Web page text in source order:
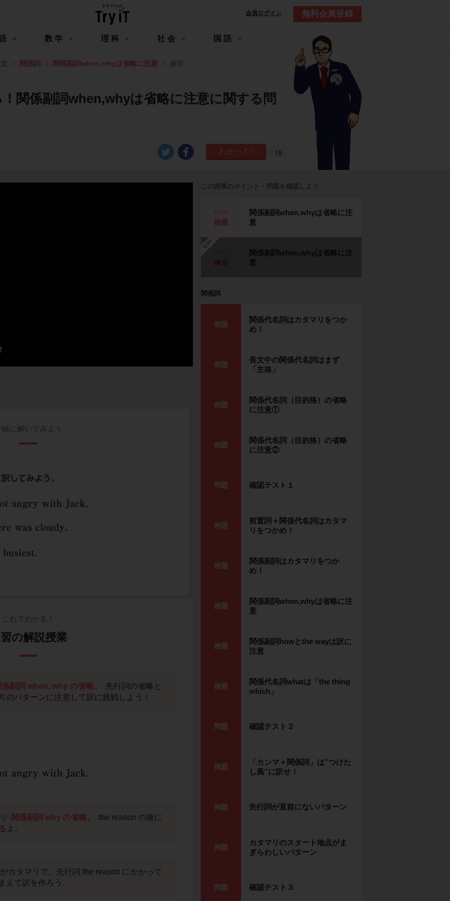
会員ログイン 無料会員登録
数学 理科 社会 国語
関係詞 関係副詞when,whyは省略に注意 練習
関係副詞when,whyは省略に注意に関する問
19
緒に解いてみよう
これでわかる！
の解説授業
副詞 when, why の省略。
先行詞の省略と
のパターンに注意して訳に挑戦しよう！
関係副詞 why の省略。
the reason の後に
よ。
カタマリで、先行詞 the reason にかかって
えて訳を作ろう。
この授業のポイント・問題を確認しよう
例題
関係副詞when,whyは省略に注
意
勉強中
関係副詞when,whyは省略に注
意
関係詞
例題
関係代名詞はカタマリをつか
め！
例題
長文中の関係代名詞はまず
「主格」
例題
関係代名詞（目的格）の省略
に注意①
例題
関係代名詞（目的格）の省略
に注意②
問題 確認テスト１
例題
前置詞＋関係代名詞はカタマ
リをつかめ！
例題
関係副詞はカタマリをつか
め！
例題
関係副詞when,whyは省略に注
意
例題
関係副詞howとthe wayは訳に
注意
例題
関係代名詞whatは「the thing
which」
問題 確認テスト２
例題
「カンマ＋関係詞」は”つけた
し風”に訳せ！
例題 先行詞が直前にないパターン
例題
カタマリのスタート地点がま
ぎらわしいパターン
問題 確認テスト３